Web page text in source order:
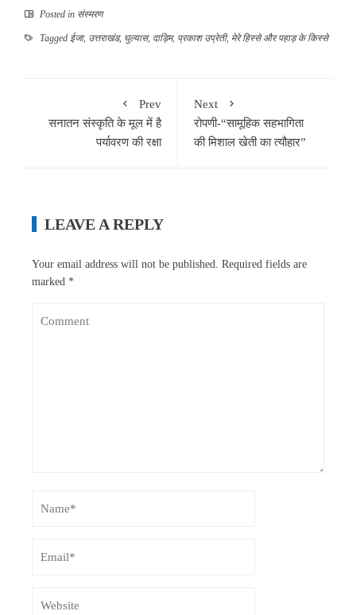
Posted in संस्मरण
Tagged ईजा, उत्तराखंड, घुल्यास, दाड़िम, प्रकाश उप्रेती, मेरे हिस्से और पहाड़ के किस्से
Prev
सनातन संस्कृति के मूल में है
पर्यावरण की रक्षा
Next
रोपणी-“सामूहिक सहभागिता
की मिशाल खेती का त्यौहार”
LEAVE A REPLY
Your email address will not be published. Required fields are
marked *